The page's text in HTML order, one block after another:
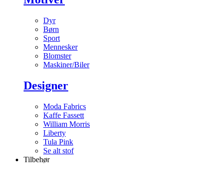
Dyr
Børn
Sport
Mennesker
Blomster
Maskiner/Biler
Designer
Moda Fabrics
Kaffe Fassett
William Morris
Liberty
Tula Pink
Se alt stof
Tilbehør